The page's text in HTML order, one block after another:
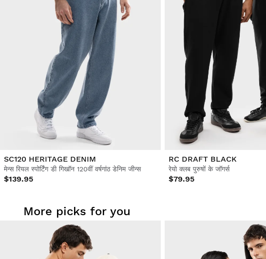
SC120 HERITAGE DENIM
मेन्स रियल स्पोर्टिंग डी गिखॉन 120वीं वर्षगांठ डेनिम जीन्स
$139.95
RC DRAFT BLACK
रेयो क्लब पुरुषों के जॉगर्स
$79.95
More picks for you